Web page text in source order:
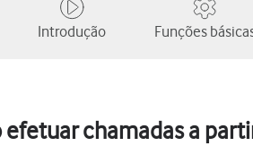
Introdução Funções
efetuar chamadas a